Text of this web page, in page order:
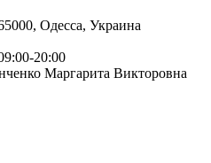
Одесса, Украина
20:00
Маргарита Викторовна